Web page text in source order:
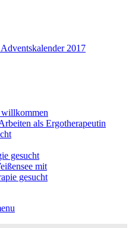
2017
als Ergotherapeutin
gesucht
mit
gesucht